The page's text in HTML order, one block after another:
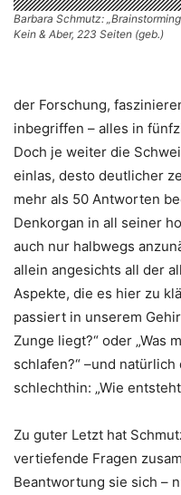
Barbara Schmutz:
Kein & Aber, 223 Seiten (geb.)
der Forschung,
inbegriffen – alles in
Doch je weiter die
einlas, desto deutlicher
mehr als 50 Antworten
Denkorgan in all seiner
auch nur halbwegs
allein angesichts all der
Aspekte, die es hier zu
passiert in unserem
Zunge liegt?“ oder „Was
schlafen?“ –und
schlechthin: „Wie
Zu guter Letzt hat
vertiefende Fragen
Beantwortung sie sich –